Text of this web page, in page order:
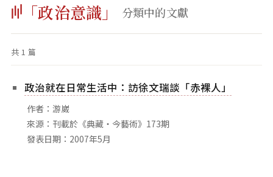
字:
藝術家
創作類型
專題
索引
關鍵字
標籤雲
相關網站
「政治意識」 分類中的文獻
共 1 篇
政治就在日常生活中：訪徐文瑞談「赤裸人」
作者：游崴
來源：刊載於《典藏‧今藝術》173期
發表日期：2007年5月